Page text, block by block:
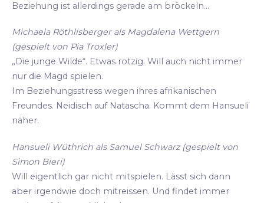
Beziehung ist allerdings gerade am bröckeln...
Michaela Röthlisberger als Magdalena Wettgern
(gespielt von Pia Troxler)
„Die junge Wilde“. Etwas rotzig. Will auch nicht immer
nur die Magd spielen.
Im Beziehungsstress wegen ihres afrikanischen
Freundes. Neidisch auf Natascha. Kommt dem Hansueli
näher.
Hansueli Wüthrich als Samuel Schwarz (gespielt von
Simon Bieri)
Will eigentlich gar nicht mitspielen. Lässt sich dann
aber irgendwie doch mitreissen. Und findet immer